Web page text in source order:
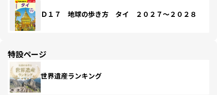
Ｄ１７ 地球の歩き方 タイ ２０２７～２０２８
特設ページ
世界遺産ランキング